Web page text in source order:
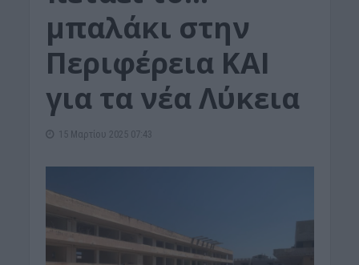
μπαλάκι στην
Περιφέρεια ΚΑΙ
για τα νέα Λύκεια
15 Μαρτίου 2025 07:43